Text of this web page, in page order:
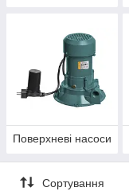
Поверхневі насоси
Сортування